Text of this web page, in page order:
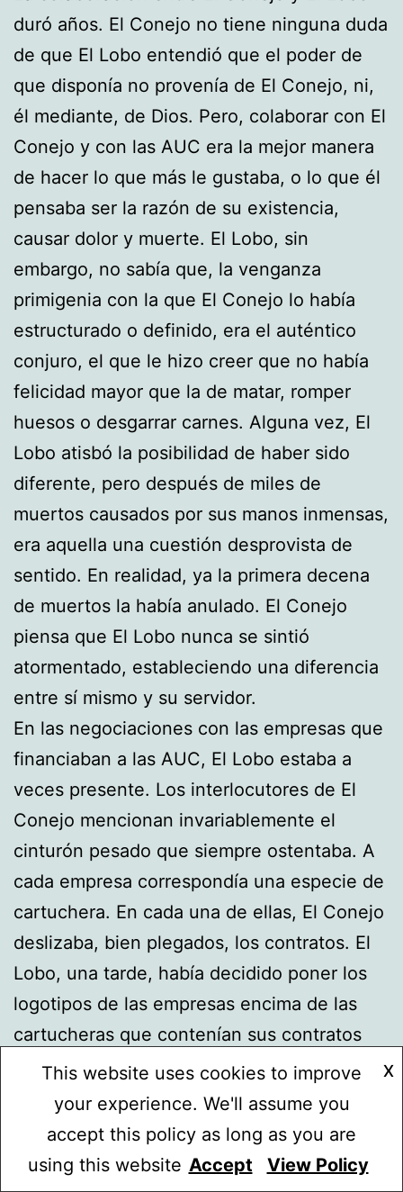
duró años. El Conejo no tiene ninguna duda
de que El Lobo entendió que el poder de
que disponía no provenía de El Conejo, ni,
él mediante, de Dios. Pero, colaborar con El
Conejo y con las AUC era la mejor manera
de hacer lo que más le gustaba, o lo que él
pensaba ser la razón de su existencia,
causar dolor y muerte. El Lobo, sin
embargo, no sabía que, la venganza
primigenia con la que El Conejo lo había
estructurado o definido, era el auténtico
conjuro, el que le hizo creer que no había
felicidad mayor que la de matar, romper
huesos o desgarrar carnes. Alguna vez, El
Lobo atisbó la posibilidad de haber sido
diferente, pero después de miles de
muertos causados por sus manos inmensas,
era aquella una cuestión desprovista de
sentido. En realidad, ya la primera decena
de muertos la había anulado. El Conejo
piensa que El Lobo nunca se sintió
atormentado, estableciendo una diferencia
entre sí mismo y su servidor.
En las negociaciones con las empresas que
financiaban a las AUC, El Lobo estaba a
veces presente. Los interlocutores de El
Conejo mencionan invariablemente el
cinturón pesado que siempre ostentaba. A
cada empresa correspondía una especie de
cartuchera. En cada una de ellas, El Conejo
deslizaba, bien plegados, los contratos. El
Lobo, una tarde, había decidido poner los
logotipos de las empresas encima de las
cartucheras que contenían sus contratos
respectivos. Era, quizás, una manera pueril
de vindicarse, pero a El Conejo le pareció
bien. Disponemos de una foto del cinturón.
El cinturón
Los testimonios de El Conejo se vuelven, al
This website uses cookies to improve
your experience. We'll assume you
accept this policy as long as you are
using this website
X
Accept View Policy
Mode sombre :